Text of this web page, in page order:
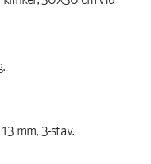
mm, 3-stav.